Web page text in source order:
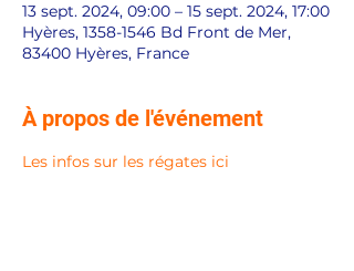
13 sept. 2024, 09:00 – 15 sept. 2024, 17:00
Hyères, 1358-1546 Bd Front de Mer,
83400 Hyères, France
À propos de l'événement
Les infos sur les régates ici